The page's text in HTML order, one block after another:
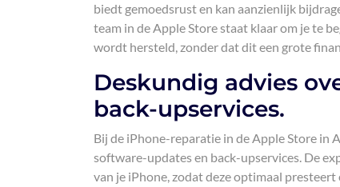
biedt gemoedsrust en kan aanzienlijk
team in de Apple Store staat klaar om je te
wordt hersteld, zonder dat dit een grote
Deskundig advies
back-upservices.
Bij de iPhone-reparatie in de Apple Store in
software-updates en back-upservices. De
van je iPhone, zodat deze optimaal